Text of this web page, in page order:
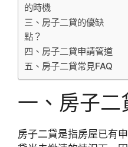
的時機
三、房子二貸的優缺
點？
四、房子二貸申請管道
五、房子二貸常見FAQ
一、房子二
房子二貸是指房屋已有